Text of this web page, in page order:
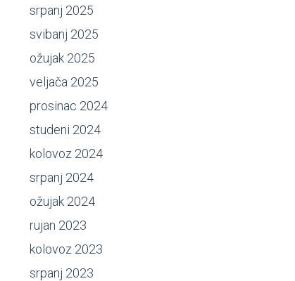
srpanj 2025
svibanj 2025
ožujak 2025
veljača 2025
prosinac 2024
studeni 2024
kolovoz 2024
srpanj 2024
ožujak 2024
rujan 2023
kolovoz 2023
srpanj 2023